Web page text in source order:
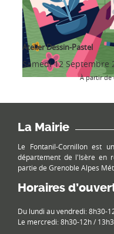
Atelier Dessin-Pastel
Samedi 12 Septembre
À partir de
La Mairie
Le Fontanil-Cornillon est
département de l'Isère en
partie de Grenoble Alpes
Horaires
Du lundi au vendredi: 8h30-
Le mercredi: 8h30-12h /